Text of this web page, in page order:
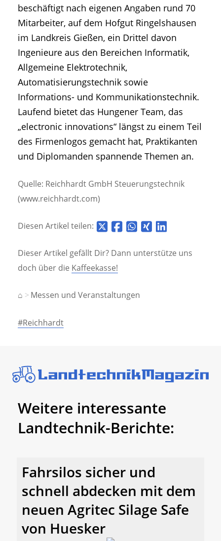
beschäftigt nach eigenen Angaben rund 70
Mitarbeiter, auf dem Hofgut Ringelshausen
im Landkreis Gießen, ein Drittel davon
Ingenieure aus den Bereichen Informatik,
Allgemeine Elektrotechnik,
Automatisierungstechnik sowie
Informations- und Kommunikationstechnik.
Laufend bietet das Hungener Team, das
„electronic innovations“ längst zu einem Teil
des Firmenlogos gemacht hat, Praktikanten
und Diplomanden spannende Themen an.
Quelle: Reichhardt GmbH Steuerungstechnik
(www.reichhardt.com)
Diesen Artikel teilen:
Dieser Artikel gefällt Dir? Dann unterstütze uns
doch über die Kaffeekasse!
⌂ Messen und Veranstaltungen
#Reichhardt
Weitere interessante
Landtechnik-Berichte:
Fahrsilos sicher und
schnell abdecken mit dem
neuen Agritec Silage Safe
von Huesker